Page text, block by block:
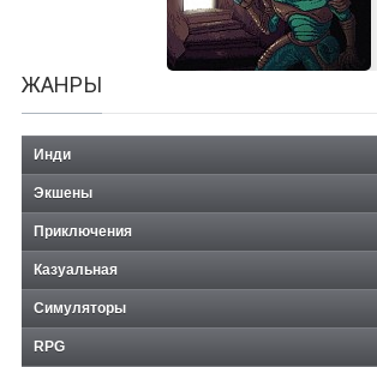
ЖАНРЫ
Инди
Экшены
Приключения
Казуальная
Симуляторы
RPG